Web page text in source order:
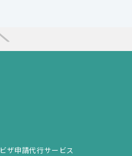
ビザ申請代行サービス